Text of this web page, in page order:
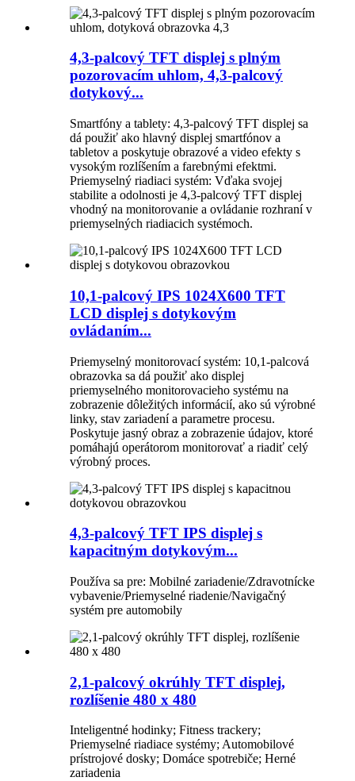
4,3-palcový TFT displej s plným
pozorovacím uhlom, 4,3-palcový
dotykový...
Smartfóny a tablety: 4,3-palcový TFT displej sa
dá použiť ako hlavný displej smartfónov a
tabletov a poskytuje obrazové a video efekty s
vysokým rozlíšením a farebnými efektmi.
Priemyselný riadiaci systém: Vďaka svojej
stabilite a odolnosti je 4,3-palcový TFT displej
vhodný na monitorovanie a ovládanie rozhraní v
priemyselných riadiacich systémoch.
10,1-palcový IPS 1024X600 TFT
LCD displej s dotykovým
ovládaním...
Priemyselný monitorovací systém: 10,1-palcová
obrazovka sa dá použiť ako displej
priemyselného monitorovacieho systému na
zobrazenie dôležitých informácií, ako sú výrobné
linky, stav zariadení a parametre procesu.
Poskytuje jasný obraz a zobrazenie údajov, ktoré
pomáhajú operátorom monitorovať a riadiť celý
výrobný proces.
4,3-palcový TFT IPS displej s
kapacitným dotykovým...
Používa sa pre: Mobilné zariadenie/Zdravotnícke
vybavenie/Priemyselné riadenie/Navigačný
systém pre automobily
2,1-palcový okrúhly TFT displej,
rozlíšenie 480 x 480
Inteligentné hodinky; Fitness trackery;
Priemyselné riadiace systémy; Automobilové
prístrojové dosky; Domáce spotrebiče; Herné
zariadenia